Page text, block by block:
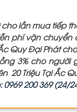
cho lần mua tiếp
phí vận chuyển
Quy Đại Phát
3% cho
20 Triệu Tại Ắc
0969 200 369 (24/